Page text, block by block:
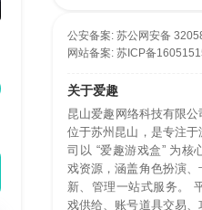
公安备案: 苏公网安备
网站备案: 苏ICP备
关于爱趣
昆山爱趣网络科技有限
位于苏州昆山，是专注
司以 “爱趣游戏盒” 为核
戏资源，涵盖角色扮演
新、管理一站式服务。
戏供给、账号道具交易